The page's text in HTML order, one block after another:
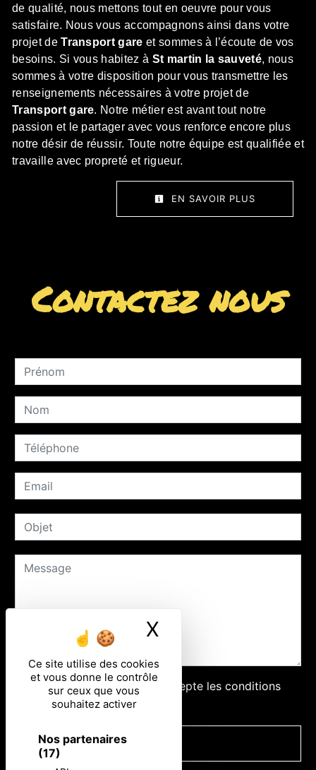
Ce site utilise des cookies
et vous donne le contrôle
sur ceux que vous
souhaitez activer
Nos partenaires
(17)
X
de qualité, nous mettons tout en oeuvre pour vous
satisfaire. Nous vous accompagnons ainsi dans votre
projet deTransport gare et sommes à l’écoute de vos
besoins. Si vous habitez à St martin la sauveté, nous
sommes à votre disposition pour vous transmettre les
renseignements nécessaires à votre projet de
Transport gare. Notre métier est avant tout notre
passion et le partager avec vous renforce encore plus
notre désir de réussir. Toute notre équipe est qualifiée et
travaille avec propreté et rigueur.
EN SAVOIR PLUS
Contactez nous
En cochant cette case, j'accepte les conditions
particulières ci-dessous **